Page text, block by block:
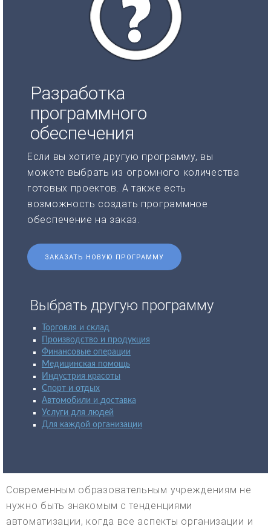
Разработка
программного
обеспечения
Если вы хотите другую программу, вы
можете выбрать из огромного количества
готовых проектов. А также есть
возможность создать программное
обеспечение на заказ.
ЗАКАЗАТЬ НОВУЮ ПРОГРАММУ
Выбрать другую программу
Торговля и склад
Производство и продукция
Финансовые операции
Медицинская помощь
Индустрия красоты
Спорт и отдых
Автомобили и доставка
Услуги для людей
Для каждой организации
Современным образовательным учреждениям не
нужно быть знакомым с тенденциями
автоматизации, когда все аспекты организации и